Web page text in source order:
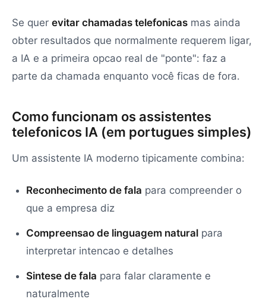
Se quer evitar chamadas telefonicas mas ainda
obter resultados que normalmente requerem ligar,
a IA e a primeira opcao real de "ponte": faz a
parte da chamada enquanto você ficas de fora.
Como funcionam os assistentes
telefonicos IA (em portugues simples)
Um assistente IA moderno tipicamente combina:
Reconhecimento de fala para compreender o
que a empresa diz
Compreensao de linguagem natural para
interpretar intencao e detalhes
Sintese de fala para falar claramente e
naturalmente